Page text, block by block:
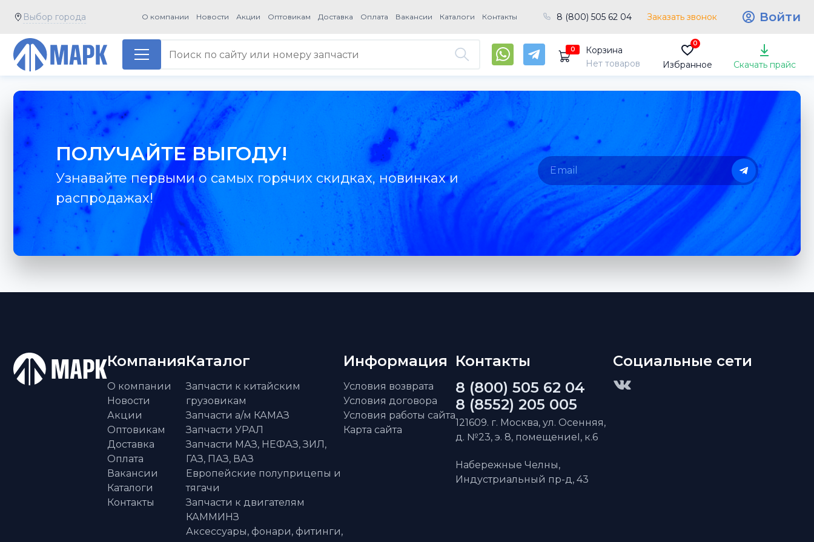
Выбор города О компании Новости Акции Оптовикам Доставка Оплата Вакансии Каталоги Контакты 8 (800) 505 62 04 Заказать звонок Войти
0
Корзина
Нет товаров
0
Избранное Скачать прайс
ПОЛУЧАЙТЕ ВЫГОДУ!
Узнавайте первыми о самых горячих скидках, новинках и
распродажах!
Компания
О компании
Новости
Акции
Оптовикам
Доставка
Оплата
Вакансии
Каталоги
Контакты
Каталог
Запчасти к китайским
грузовикам
Запчасти а/м КАМАЗ
Запчасти УРАЛ
Запчасти МАЗ, НЕФАЗ, ЗИЛ,
ГАЗ, ПАЗ, ВАЗ
Европейские полуприцепы и
тягачи
Запчасти к двигателям
КАММИНЗ
Аксессуары, фонари, фитинги,
Информация
Условия возврата
Условия договора
Условия работы сайта
Карта сайта
Контакты
8 (800) 505 62 04
8 (8552) 205 005
121609. г. Москва, ул. Осенняя,
д. №23, э. 8, помещениеI, к.6
Набережные Челны,
Индустриальный пр-д, 43
Социальные сети